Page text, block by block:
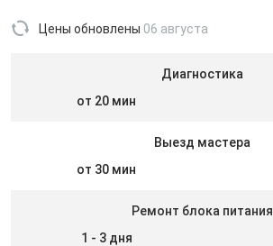
Цены обновлены 06 августа
Диагностика
от 20 мин
Выезд мастера
от 30 мин
Ремонт блока питания
1 - 3 дня